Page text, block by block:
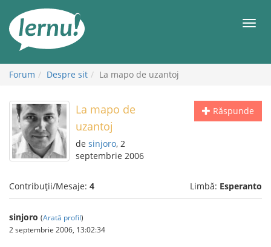
conținut
Forum Despre sit La mapo de uzantoj
Răspunde
La mapo de
uzantoj
de sinjoro, 2
septembrie 2006
Contribuții/Mesaje: 4 Limbă: Esperanto
sinjoro (Arată profil)
2 septembrie 2006, 13:02:34